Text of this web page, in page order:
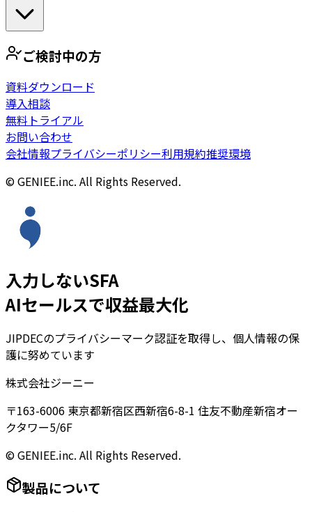
ご検討中の方
資料ダウンロード
導入相談
無料トライアル
お問い合わせ
会社情報プライバシーポリシー利用規約推奨環境
© GENIEE.inc. All Rights Reserved.
入力しないSFA
AIセールスで収益最大化
JIPDECのプライバシーマーク認証を取得し、個人情報の保
護に努めています
株式会社ジーニー
〒163-6006 東京都新宿区西新宿6-8-1 住友不動産新宿オー
クタワー5/6F
© GENIEE.inc. All Rights Reserved.
製品について